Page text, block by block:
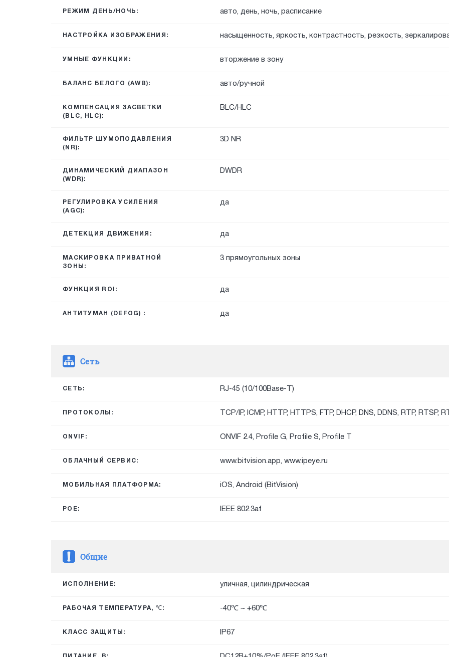
РЕЖИМ ДЕНЬ/НОЧЬ: авто, день, ночь, расписание
НАСТРОЙКА ИЗОБРАЖЕНИЯ: насыщенность, яркость, контрастность, резкость,
УМНЫЕ ФУНКЦИИ: вторжение в зону
БАЛАНС БЕЛОГО (AWB): авто/ручной
КОМПЕНСАЦИЯ ЗАСВЕТКИ
(BLC, HLC):
BLC/HLC
ФИЛЬТР ШУМОПОДАВЛЕНИЯ
(NR):
3D NR
ДИНАМИЧЕСКИЙ ДИАПАЗОН
(WDR):
DWDR
РЕГУЛИРОВКА УСИЛЕНИЯ
(AGC):
да
ДЕТЕКЦИЯ ДВИЖЕНИЯ: да
МАСКИРОВКА ПРИВАТНОЙ
ЗОНЫ:
3 прямоугольных зоны
ФУНКЦИЯ ROI: да
АНТИТУМАН (DEFOG) : да
Сеть
СЕТЬ: RJ-45 (10/100Base-T)
ПРОТОКОЛЫ: TCP/IP, ICMP, HTTP, HTTPS, FTP, DHCP, DNS, DDNS, RTP, RTSP,
ONVIF: ONVIF 2.4, Profile G, Profile S, Profile T
ОБЛАЧНЫЙ СЕРВИС: www.bitvision.app, www.ipeye.ru
МОБИЛЬНАЯ ПЛАТФОРМА: iOS, Android (BitVision)
POE: IEEE 802.3af
Общие
ИСПОЛНЕНИЕ: уличная, цилиндрическая
РАБОЧАЯ ТЕМПЕРАТУРА, ℃: -40℃ ~ +60℃
КЛАСС ЗАЩИТЫ: IP67